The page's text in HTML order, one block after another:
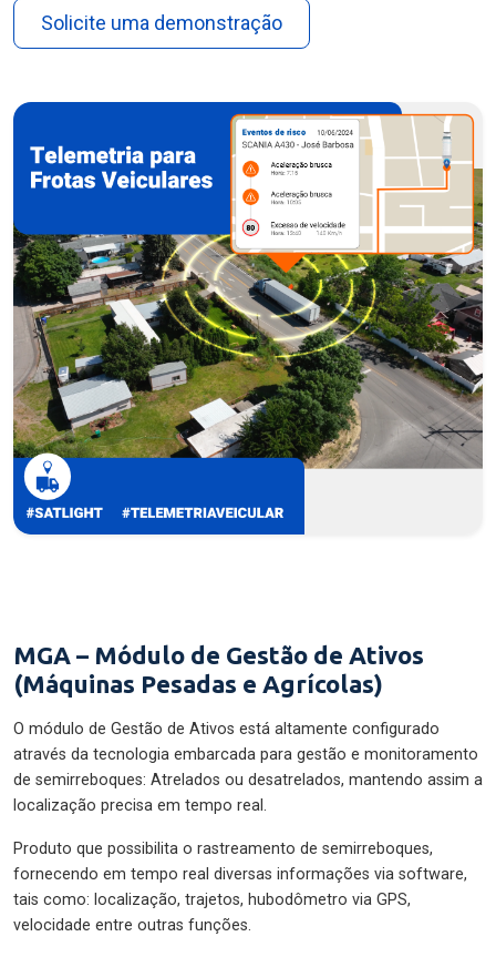
Solicite uma demonstração
MGA – Módulo de Gestão de Ativos
(Máquinas Pesadas e Agrícolas)
O módulo de Gestão de Ativos está altamente configurado
através da tecnologia embarcada para gestão e monitoramento
de semirreboques: Atrelados ou desatrelados, mantendo assim a
localização precisa em tempo real.
Produto que possibilita o rastreamento de semirreboques,
fornecendo em tempo real diversas informações via software,
tais como: localização, trajetos, hubodômetro via GPS,
velocidade entre outras funções.